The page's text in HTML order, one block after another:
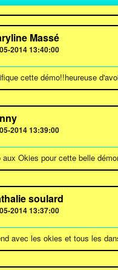
Massé
2014 13:40:00
cette démo!!heureuse
2014 13:39:00
aux Okies pour cette belle
soulard
2014 13:37:00
avec les okies et tous les